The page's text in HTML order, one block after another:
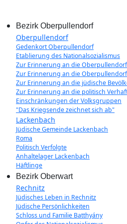
Bezirk Oberpullendorf
Oberpullendorf
Gedenkort Oberpullendorf
Etablierung des Nationalsozialismus
Zur Erinnerung an die
Zur Erinnerung an die
Zur Erinnerung an die jüdische
Zur Erinnerung an die politisch
Einschränkungen der Volksgruppen
"Das Kriegsende zeichnet sich ab"
Lackenbach
Jüdische Gemeinde Lackenbach
Roma
Politisch Verfolgte
Anhaltelager Lackenbach
Häftlinge
Bezirk Oberwart
Rechnitz
Jüdisches Leben in Rechnitz
Jüdische Persönlichkeiten
Schloss und Familie Batthyány